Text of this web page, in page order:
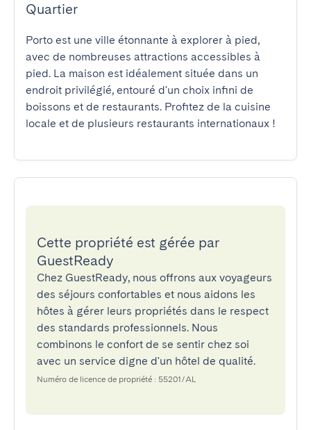
Quartier
Porto est une ville étonnante à explorer à pied,
avec de nombreuses attractions accessibles à
pied. La maison est idéalement située dans un
endroit privilégié, entouré d'un choix infini de
boissons et de restaurants. Profitez de la cuisine
locale et de plusieurs restaurants internationaux !
Cette propriété est gérée par
GuestReady
Chez GuestReady, nous offrons aux voyageurs
des séjours confortables et nous aidons les
hôtes à gérer leurs propriétés dans le respect
des standards professionnels. Nous
combinons le confort de se sentir chez soi
avec un service digne d'un hôtel de qualité.
Numéro de licence de propriété : 55201/AL